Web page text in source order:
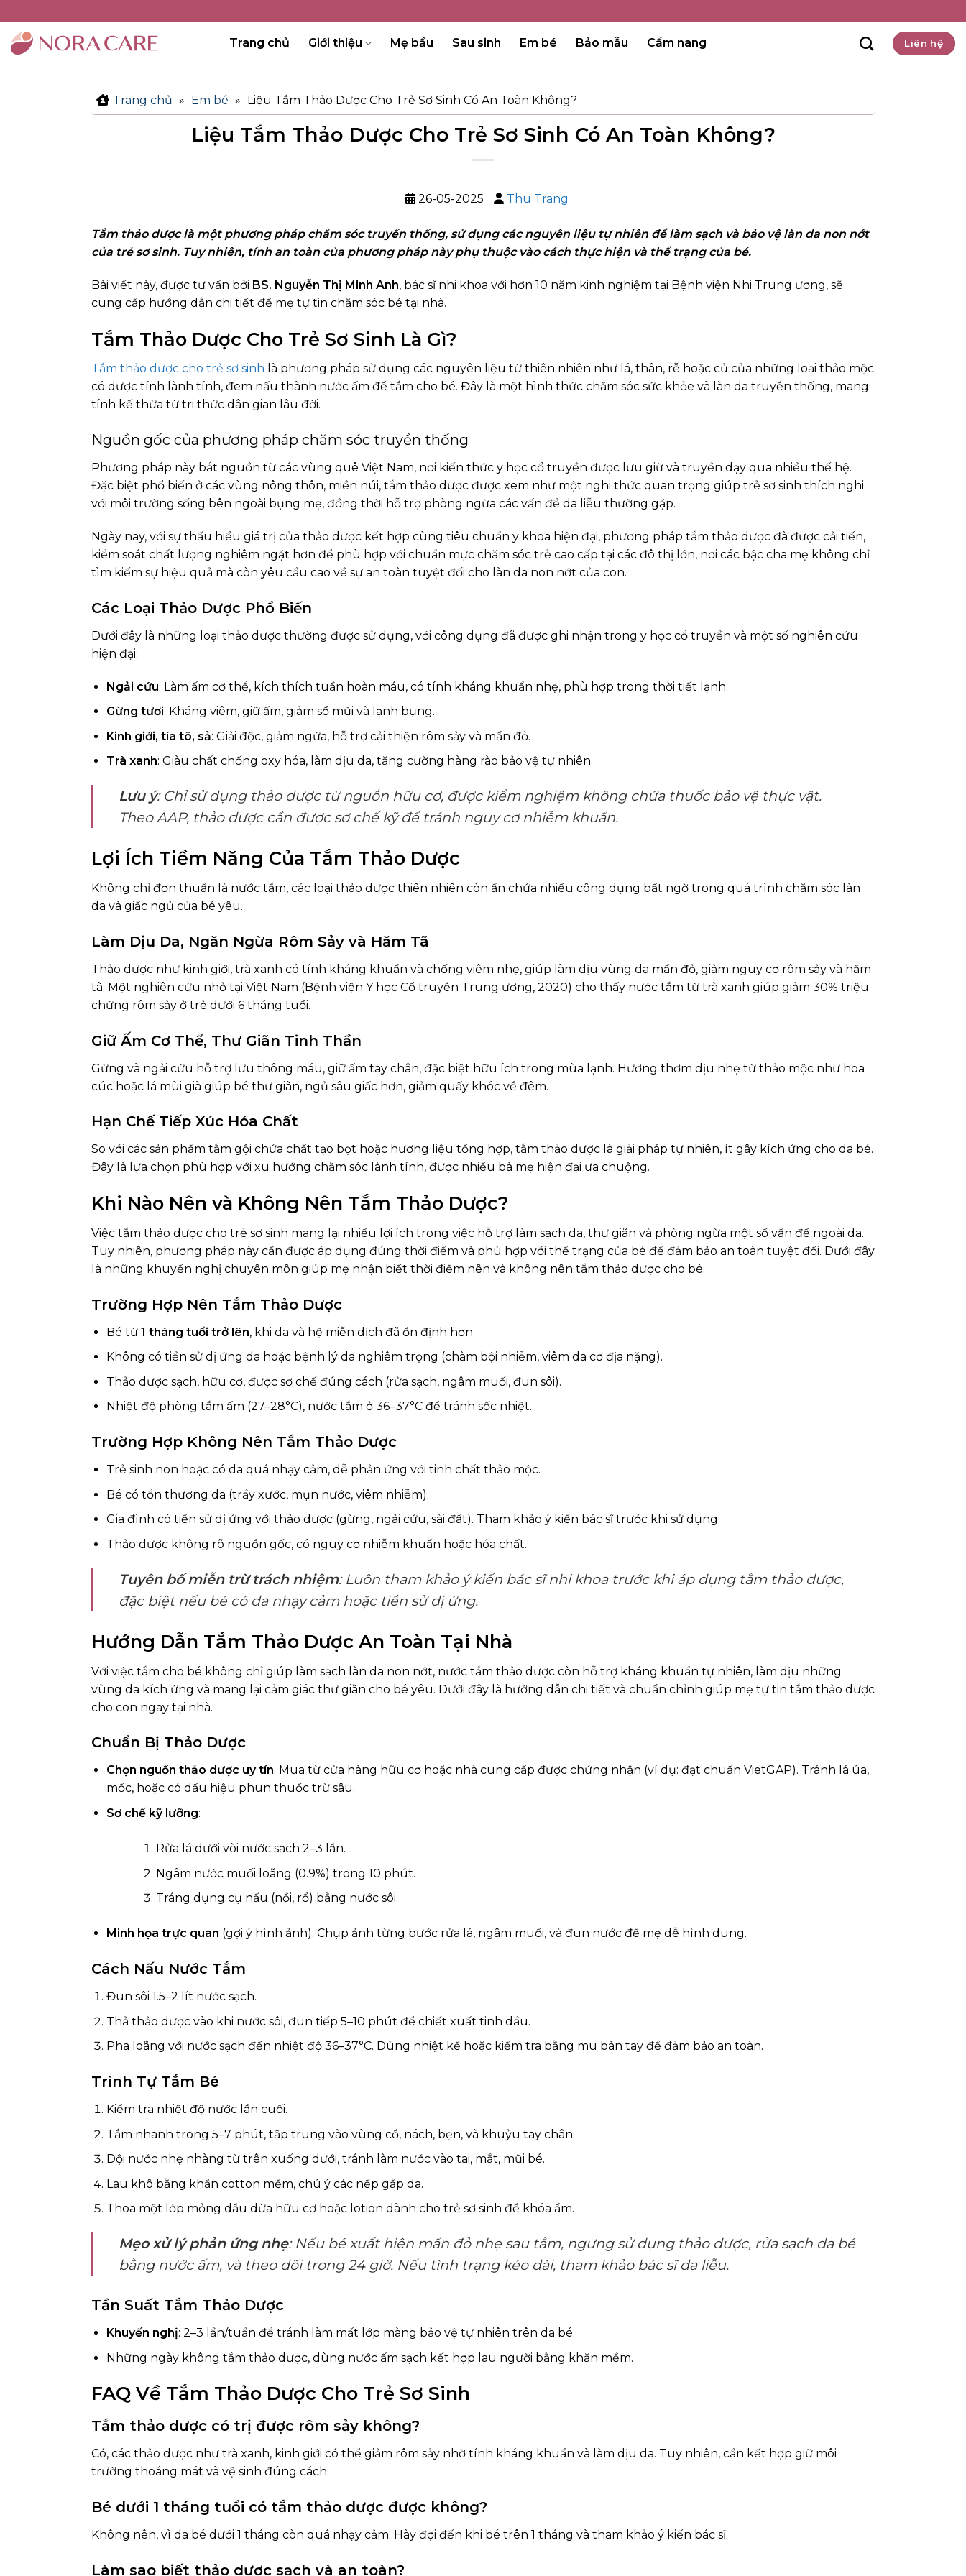
qua
nội
dung
Trang chủ Giới thiệu Mẹ bầu Sau sinh Em bé Bảo mẫu Cẩm nang Liên hệ
Trang chủ » Em bé » Liệu Tắm Thảo Dược Cho Trẻ Sơ Sinh Có An Toàn Không?
Liệu Tắm Thảo Dược Cho Trẻ Sơ Sinh Có An Toàn Không?
26-05-2025 Thu Trang
Tắm thảo dược là một phương pháp chăm sóc truyền thống, sử dụng các nguyên liệu tự nhiên để làm sạch và bảo vệ làn da non nớt
của trẻ sơ sinh. Tuy nhiên, tính an toàn của phương pháp này phụ thuộc vào cách thực hiện và thể trạng của bé.
Bài viết này, được tư vấn bởi BS. Nguyễn Thị Minh Anh, bác sĩ nhi khoa với hơn 10 năm kinh nghiệm tại Bệnh viện Nhi Trung ương, sẽ
cung cấp hướng dẫn chi tiết để mẹ tự tin chăm sóc bé tại nhà.
Tắm Thảo Dược Cho Trẻ Sơ Sinh Là Gì?
Tắm thảo dược cho trẻ sơ sinh là phương pháp sử dụng các nguyên liệu từ thiên nhiên như lá, thân, rễ hoặc củ của những loại thảo mộc
có dược tính lành tính, đem nấu thành nước ấm để tắm cho bé. Đây là một hình thức chăm sóc sức khỏe và làn da truyền thống, mang
tính kế thừa từ tri thức dân gian lâu đời.
Nguồn gốc của phương pháp chăm sóc truyền thống
Phương pháp này bắt nguồn từ các vùng quê Việt Nam, nơi kiến thức y học cổ truyền được lưu giữ và truyền dạy qua nhiều thế hệ.
Đặc biệt phổ biến ở các vùng nông thôn, miền núi, tắm thảo dược được xem như một nghi thức quan trọng giúp trẻ sơ sinh thích nghi
với môi trường sống bên ngoài bụng mẹ, đồng thời hỗ trợ phòng ngừa các vấn đề da liễu thường gặp.
Ngày nay, với sự thấu hiểu giá trị của thảo dược kết hợp cùng tiêu chuẩn y khoa hiện đại, phương pháp tắm thảo dược đã được cải tiến,
kiểm soát chất lượng nghiêm ngặt hơn để phù hợp với chuẩn mực chăm sóc trẻ cao cấp tại các đô thị lớn, nơi các bậc cha mẹ không chỉ
tìm kiếm sự hiệu quả mà còn yêu cầu cao về sự an toàn tuyệt đối cho làn da non nớt của con.
Các Loại Thảo Dược Phổ Biến
Dưới đây là những loại thảo dược thường được sử dụng, với công dụng đã được ghi nhận trong y học cổ truyền và một số nghiên cứu
hiện đại:
Ngải cứu: Làm ấm cơ thể, kích thích tuần hoàn máu, có tính kháng khuẩn nhẹ, phù hợp trong thời tiết lạnh.
Gừng tươi: Kháng viêm, giữ ấm, giảm sổ mũi và lạnh bụng.
Kinh giới, tía tô, sả: Giải độc, giảm ngứa, hỗ trợ cải thiện rôm sảy và mẩn đỏ.
Trà xanh: Giàu chất chống oxy hóa, làm dịu da, tăng cường hàng rào bảo vệ tự nhiên.
Lưu ý: Chỉ sử dụng thảo dược từ nguồn hữu cơ, được kiểm nghiệm không chứa thuốc bảo vệ thực vật.
Theo AAP, thảo dược cần được sơ chế kỹ để tránh nguy cơ nhiễm khuẩn.
Lợi Ích Tiềm Năng Của Tắm Thảo Dược
Không chỉ đơn thuần là nước tắm, các loại thảo dược thiên nhiên còn ẩn chứa nhiều công dụng bất ngờ trong quá trình chăm sóc làn
da và giấc ngủ của bé yêu.
Làm Dịu Da, Ngăn Ngừa Rôm Sảy và Hăm Tã
Thảo dược như kinh giới, trà xanh có tính kháng khuẩn và chống viêm nhẹ, giúp làm dịu vùng da mẩn đỏ, giảm nguy cơ rôm sảy và hăm
tã. Một nghiên cứu nhỏ tại Việt Nam (Bệnh viện Y học Cổ truyền Trung ương, 2020) cho thấy nước tắm từ trà xanh giúp giảm 30% triệu
chứng rôm sảy ở trẻ dưới 6 tháng tuổi.
Giữ Ấm Cơ Thể, Thư Giãn Tinh Thần
Gừng và ngải cứu hỗ trợ lưu thông máu, giữ ấm tay chân, đặc biệt hữu ích trong mùa lạnh. Hương thơm dịu nhẹ từ thảo mộc như hoa
cúc hoặc lá mùi già giúp bé thư giãn, ngủ sâu giấc hơn, giảm quấy khóc về đêm.
Hạn Chế Tiếp Xúc Hóa Chất
So với các sản phẩm tắm gội chứa chất tạo bọt hoặc hương liệu tổng hợp, tắm thảo dược là giải pháp tự nhiên, ít gây kích ứng cho da bé.
Đây là lựa chọn phù hợp với xu hướng chăm sóc lành tính, được nhiều bà mẹ hiện đại ưa chuộng.
Khi Nào Nên và Không Nên Tắm Thảo Dược?
Việc tắm thảo dược cho trẻ sơ sinh mang lại nhiều lợi ích trong việc hỗ trợ làm sạch da, thư giãn và phòng ngừa một số vấn đề ngoài da.
Tuy nhiên, phương pháp này cần được áp dụng đúng thời điểm và phù hợp với thể trạng của bé để đảm bảo an toàn tuyệt đối. Dưới đây
là những khuyến nghị chuyên môn giúp mẹ nhận biết thời điểm nên và không nên tắm thảo dược cho bé.
Trường Hợp Nên Tắm Thảo Dược
Bé từ 1 tháng tuổi trở lên, khi da và hệ miễn dịch đã ổn định hơn.
Không có tiền sử dị ứng da hoặc bệnh lý da nghiêm trọng (chàm bội nhiễm, viêm da cơ địa nặng).
Thảo dược sạch, hữu cơ, được sơ chế đúng cách (rửa sạch, ngâm muối, đun sôi).
Nhiệt độ phòng tắm ấm (27–28°C), nước tắm ở 36–37°C để tránh sốc nhiệt.
Trường Hợp Không Nên Tắm Thảo Dược
Trẻ sinh non hoặc có da quá nhạy cảm, dễ phản ứng với tinh chất thảo mộc.
Bé có tổn thương da (trầy xước, mụn nước, viêm nhiễm).
Gia đình có tiền sử dị ứng với thảo dược (gừng, ngải cứu, sài đất). Tham khảo ý kiến bác sĩ trước khi sử dụng.
Thảo dược không rõ nguồn gốc, có nguy cơ nhiễm khuẩn hoặc hóa chất.
Tuyên bố miễn trừ trách nhiệm: Luôn tham khảo ý kiến bác sĩ nhi khoa trước khi áp dụng tắm thảo dược,
đặc biệt nếu bé có da nhạy cảm hoặc tiền sử dị ứng.
Hướng Dẫn Tắm Thảo Dược An Toàn Tại Nhà
Với việc tắm cho bé không chỉ giúp làm sạch làn da non nớt, nước tắm thảo dược còn hỗ trợ kháng khuẩn tự nhiên, làm dịu những
vùng da kích ứng và mang lại cảm giác thư giãn cho bé yêu. Dưới đây là hướng dẫn chi tiết và chuẩn chỉnh giúp mẹ tự tin tắm thảo dược
cho con ngay tại nhà.
Chuẩn Bị Thảo Dược
Chọn nguồn thảo dược uy tín: Mua từ cửa hàng hữu cơ hoặc nhà cung cấp được chứng nhận (ví dụ: đạt chuẩn VietGAP). Tránh lá úa,
mốc, hoặc có dấu hiệu phun thuốc trừ sâu.
Sơ chế kỹ lưỡng:
Rửa lá dưới vòi nước sạch 2–3 lần.
Ngâm nước muối loãng (0.9%) trong 10 phút.
Tráng dụng cụ nấu (nồi, rổ) bằng nước sôi.
Minh họa trực quan (gợi ý hình ảnh): Chụp ảnh từng bước rửa lá, ngâm muối, và đun nước để mẹ dễ hình dung.
Cách Nấu Nước Tắm
Đun sôi 1.5–2 lít nước sạch.
Thả thảo dược vào khi nước sôi, đun tiếp 5–10 phút để chiết xuất tinh dầu.
Pha loãng với nước sạch đến nhiệt độ 36–37°C. Dùng nhiệt kế hoặc kiểm tra bằng mu bàn tay để đảm bảo an toàn.
Trình Tự Tắm Bé
Kiểm tra nhiệt độ nước lần cuối.
Tắm nhanh trong 5–7 phút, tập trung vào vùng cổ, nách, bẹn, và khuỷu tay chân.
Dội nước nhẹ nhàng từ trên xuống dưới, tránh làm nước vào tai, mắt, mũi bé.
Lau khô bằng khăn cotton mềm, chú ý các nếp gấp da.
Thoa một lớp mỏng dầu dừa hữu cơ hoặc lotion dành cho trẻ sơ sinh để khóa ẩm.
Mẹo xử lý phản ứng nhẹ: Nếu bé xuất hiện mẩn đỏ nhẹ sau tắm, ngưng sử dụng thảo dược, rửa sạch da bé
bằng nước ấm, và theo dõi trong 24 giờ. Nếu tình trạng kéo dài, tham khảo bác sĩ da liễu.
Tần Suất Tắm Thảo Dược
Khuyến nghị: 2–3 lần/tuần để tránh làm mất lớp màng bảo vệ tự nhiên trên da bé.
Những ngày không tắm thảo dược, dùng nước ấm sạch kết hợp lau người bằng khăn mềm.
FAQ Về Tắm Thảo Dược Cho Trẻ Sơ Sinh
Tắm thảo dược có trị được rôm sảy không?
Có, các thảo dược như trà xanh, kinh giới có thể giảm rôm sảy nhờ tính kháng khuẩn và làm dịu da. Tuy nhiên, cần kết hợp giữ môi
trường thoáng mát và vệ sinh đúng cách.
Bé dưới 1 tháng tuổi có tắm thảo dược được không?
Không nên, vì da bé dưới 1 tháng còn quá nhạy cảm. Hãy đợi đến khi bé trên 1 tháng và tham khảo ý kiến bác sĩ.
Làm sao biết thảo dược sạch và an toàn?